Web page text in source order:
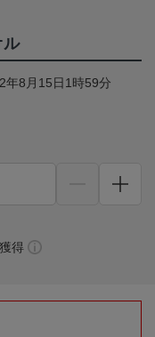
ル
年8月15日1時59分
得